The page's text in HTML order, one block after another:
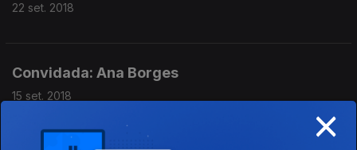
22 set. 2018
Convidada: Ana Borges
15 set. 2018 ×